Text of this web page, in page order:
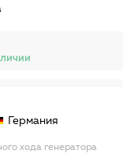
Германия
хода генератора